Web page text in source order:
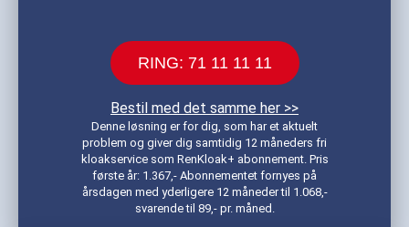
RING: 71 11 11 11
Bestil med det samme her >>
Denne løsning er for dig, som har et aktuelt
problem og giver dig samtidig 12 måneders fri
kloakservice som RenKloak+ abonnement. Pris
første år: 1.367,- Abonnementet fornyes på
årsdagen med yderligere 12 måneder til 1.068,-
svarende til 89,- pr. måned.